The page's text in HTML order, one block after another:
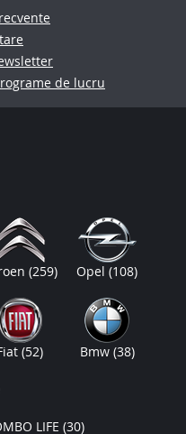
de lucru
(259) Opel(108)
(52) Bmw (38)
LIFE (30)